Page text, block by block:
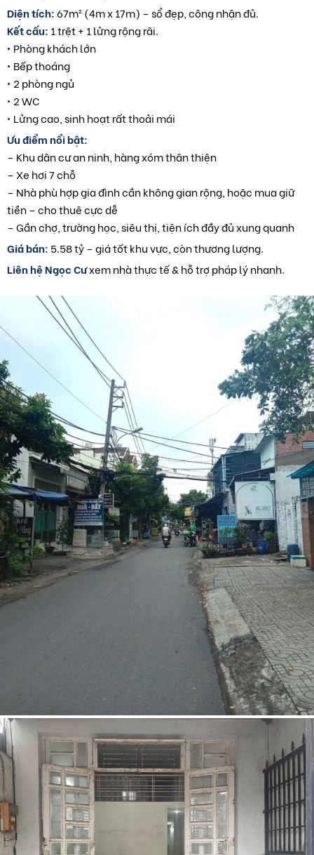
Diện tích:67m² (4m x 17m) – sổ đẹp, công nhận đủ.
Kết cấu: 1 trệt + 1 lửng rộng rãi.
• Phòng khách lớn
• Bếp thoáng
• 2 phòng ngủ
• 2 WC
• Lửng cao, sinh hoạt rất thoải mái
Ưu điểm nổi bật:
– Khu dân cư an ninh, hàng xóm thân thiện
– Xe hơi 7 chỗ
– Nhà phù hợp gia đình cần không gian rộng, hoặc mua giữ
tiền – cho thuê cực dễ
– Gần chợ, trường học, siêu thị, tiện ích đầy đủ xung quanh
Giá bán: 5.58 tỷ – giá tốt khu vực, còn thương lượng.
Liên hệ Ngọc Cưxem nhà thực tế & hỗ trợ pháp lý nhanh.